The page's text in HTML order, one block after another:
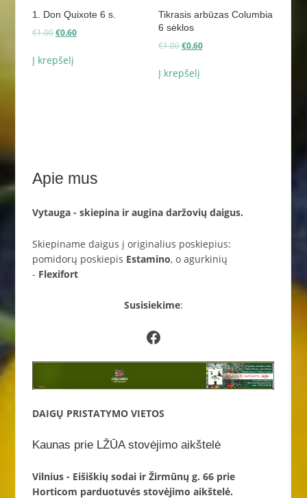
1. Don Quixote 6 s.
€1.00Original
was:
€0.60Current
Į krepšelį
Tikrasis arbūzas Columbia
6 sėklos
€1.00 Original
was:
€0.60Current
Į krepšelį
Apie mus
Vytauga - skiepina ir augina daržovių daigus.
Skiepiname daigus į originalius poskiepius:
pomidorų poskiepis Estamino, o agurkinių
- Flexifort
Susisiekime:
Facebook
DAIGŲ PRISTATYMO VIETOS
Kaunas prie LŽŪA stovėjimo aikštelė
Vilnius - Eišiškių sodai ir Žirmūnų g. 66 prie
Horticom parduotuvės stovėjimo aikštelė.